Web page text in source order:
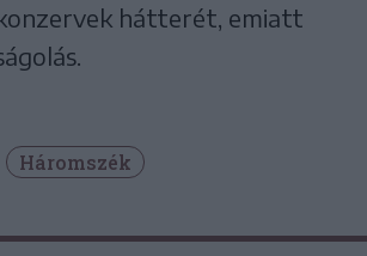
hátterét, emiatt
Háromszék